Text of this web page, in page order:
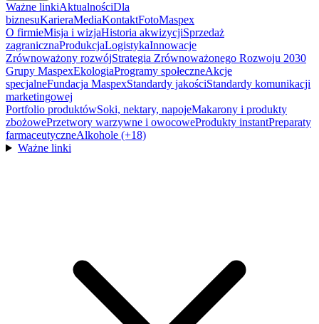
Ważne linkiAktualnościDla
biznesuKarieraMediaKontaktFotoMaspex
O firmieMisja i wizjaHistoria akwizycjiSprzedaż
zagranicznaProdukcjaLogistykaInnowacje
Zrównoważony rozwójStrategia Zrównoważonego Rozwoju 2030
Grupy MaspexEkologiaProgramy społeczneAkcje
specjalneFundacja MaspexStandardy jakościStandardy komunikacji
marketingowej
Portfolio produktówSoki, nektary, napojeMakarony i produkty
zbożowePrzetwory warzywne i owocoweProdukty instantPreparaty
farmaceutyczneAlkohole (+18)
Ważne linki